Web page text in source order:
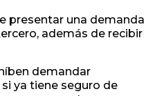
presentar una demanda
además de recibir
demandar
ya tiene seguro de